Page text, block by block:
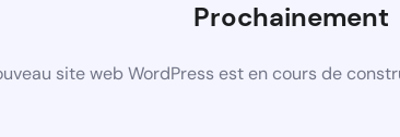
Prochainement
site web WordPress est en cours de